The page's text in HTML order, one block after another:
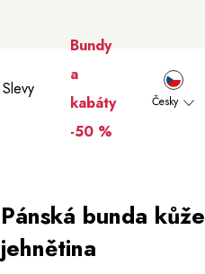
Slevy
Bundy
a
kabáty
-50 %
Česky
Pánská bunda kůže
jehnětina